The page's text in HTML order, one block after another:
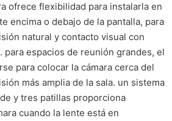
ofrece flexibilidad para instalarla en
encima o debajo de la pantalla, para
natural y contacto visual con
espacios de reunión grandes, el
para colocar la cámara cerca del
más amplia de la sala. un sistema
y tres patillas proporciona
cuando la lente está en